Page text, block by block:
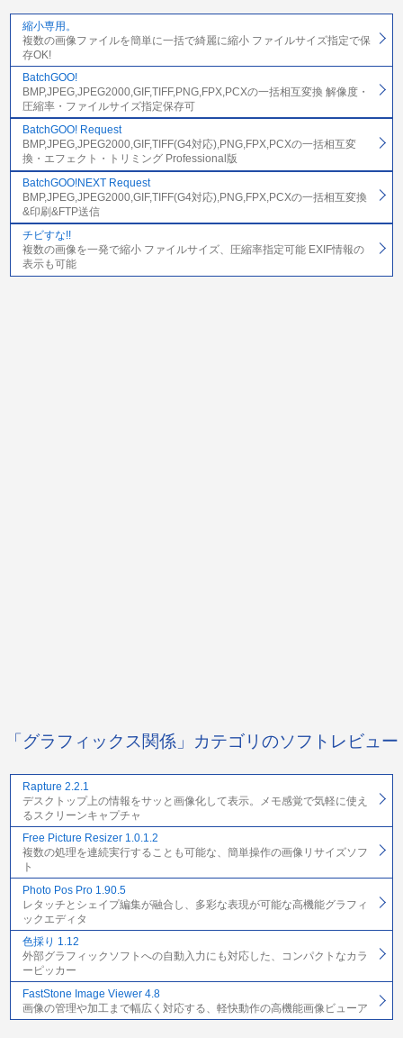
縮小専用。
複数の画像ファイルを簡単に一括で綺麗に縮小 ファイルサイズ指定で保
存OK!
BatchGOO!
BMP,JPEG,JPEG2000,GIF,TIFF,PNG,FPX,PCXの一括相互変換 解像度・
圧縮率・ファイルサイズ指定保存可
BatchGOO! Request
BMP,JPEG,JPEG2000,GIF,TIFF(G4対応),PNG,FPX,PCXの一括相互変
換・エフェクト・トリミング Professional版
BatchGOO!NEXT Request
BMP,JPEG,JPEG2000,GIF,TIFF(G4対応),PNG,FPX,PCXの一括相互変換
&印刷&FTP送信
チビすな!!
複数の画像を一発で縮小 ファイルサイズ、圧縮率指定可能 EXIF情報の
表示も可能
「グラフィックス関係」カテゴリのソフトレビュー
Rapture 2.2.1
デスクトップ上の情報をサッと画像化して表示。メモ感覚で気軽に使え
るスクリーンキャプチャ
Free Picture Resizer 1.0.1.2
複数の処理を連続実行することも可能な、簡単操作の画像リサイズソフ
ト
Photo Pos Pro 1.90.5
レタッチとシェイプ編集が融合し、多彩な表現が可能な高機能グラフィ
ックエディタ
色採り 1.12
外部グラフィックソフトへの自動入力にも対応した、コンパクトなカラ
ーピッカー
FastStone Image Viewer 4.8
画像の管理や加工まで幅広く対応する、軽快動作の高機能画像ビューア